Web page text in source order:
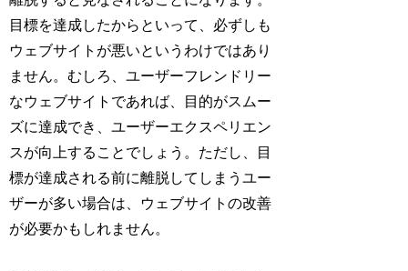
目標を達成したからといって、必ずしも
ウェブサイトが悪いというわけではあり
ません。むしろ、ユーザーフレンドリー
なウェブサイトであれば、目的がスムー
ズに達成でき、ユーザーエクスペリエン
スが向上することでしょう。ただし、目
標が達成される前に離脱してしまうユー
ザーが多い場合は、ウェブサイトの改善
が必要かもしれません。